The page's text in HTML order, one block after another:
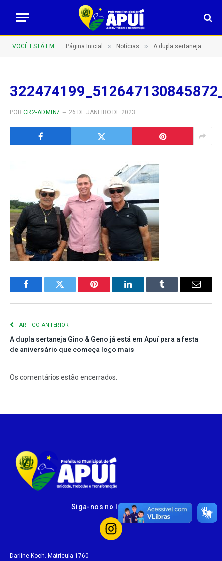
VOCÊ ESTÁ EM: Página Inicial » Notícias » A dupla sertaneja Gino & Geno já está em Apuí para a festa de aniversário que começa logo mais
POR CR2-ADMIN7 26 DE JANEIRO DE 2023
FacebookTwitter Pinterest LinkedInTumblr
E-
ARTIGO ANTERIOR
A dupla sertaneja Gino & Geno já está em Apuí para a festa
de aniversário que começa logo mais
Os comentários estão encerrados.
Siga-nos no Instagram
Darline Koch. Matrícula 1760